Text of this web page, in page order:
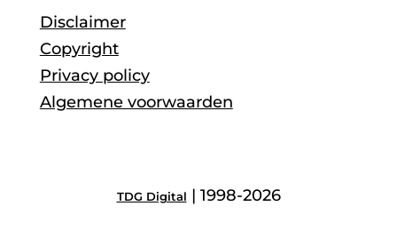
Disclaimer
Copyright
Privacy policy
Algemene voorwaarden
TDG Digital | 1998-2026